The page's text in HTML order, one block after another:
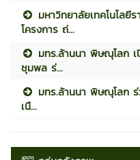
มหาวิทยาลัยเทคโนโล
โครงการ ถ่...
มทร.ล้านนา พิษณุโลก
ชุมพล ร่...
มทร.ล้านนา พิษณุโลก
เนื...